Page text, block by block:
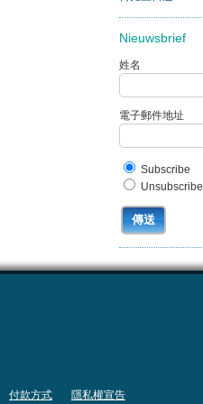
Nieuwsbrief
姓名
電子郵件地址
Subscribe
Unsubscribe
付款方式 隱私權宣告